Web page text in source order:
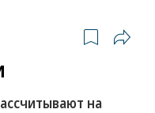
на